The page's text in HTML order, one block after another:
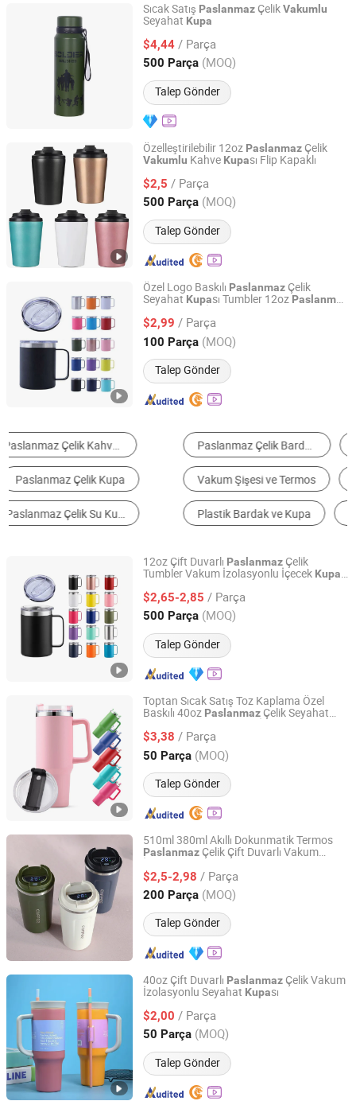
Sıcak Satış Paslanmaz ÇelikVakumlu
Seyahat Kupa
$4,44 / Parça
500 Parça (MOQ)
Talep Gönder
Jinjiang Chengcheng Supply Chain Management Co., Ltd.
Fujian, China Fiyat 2022
Özelleştirilebilir 12oz Paslanmaz Çelik
Vakumlu Kahve Kupası Flip Kapaklı
$2,5 / Parça
500 Parça (MOQ)
Talep Gönder
Ningbo Hanhong Co., Ltd
Zhejiang, China Fiyat 2026
Özel Logo Baskılı Paslanmaz Çelik
Seyahat Kupası Tumbler 12oz Paslanmaz
Kupası Kulplu ve Kapaklı
$2,99 / Parça
100 Parça (MOQ)
Talep Gönder
Suzhou TopRising International Trade Co., Ltd
Jiangsu, China Fiyat 2022
Vakum Termo
Vakum Şişesi ve Termos Su Şişesi
Plastik Bardak ve Kupa Seyahat Kupası
12oz Çift Duvarlı Paslanmaz Çelik
Tumbler Vakum İzolasyonlu İçecek Kupa
$2,65-2,85 / Parça
500 Parça (MOQ)
Talep Gönder
GOOD IDEA PROMOTION LIMITED
Zhejiang, China Fiyat 2017
Toptan Sıcak Satış Toz Kaplama Özel
Baskılı 40oz Paslanmaz Çelik Seyahat
Pipet ve Kapak ile
$3,38 / Parça
50 Parça (MOQ)
Talep Gönder
Suzhou TopRising International Trade Co., Ltd
Jiangsu, China Fiyat 2022
510ml 380ml Akıllı Dokunmatik Termos
Paslanmaz Çelik Çift Duvarlı Vakum
Sızdırmaz Ekran Kapaklı
$2,5-2,98 / Parça
200 Parça (MOQ)
Talep Gönder
Ms Rhong Co., Ltd.
Beijing, China Fiyat 2022
40oz Çift Duvarlı Paslanmaz Çelik Vakum
İzolasyonlu Seyahat Kupası
$2,00 / Parça
50 Parça (MOQ)
Talep Gönder
Yongkang Congjian Industry and Trade Co., Ltd
Zhejiang, China Fiyat 2025